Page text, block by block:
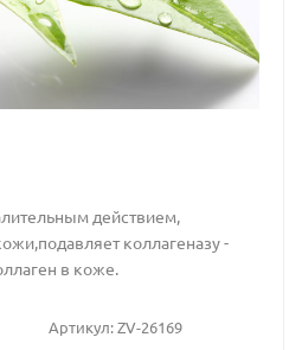
действием,
коллагеназу -
в коже.
Артикул:ZV-26169